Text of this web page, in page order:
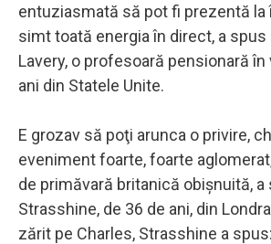
entuziasmată să pot fi prezentă la
simt toată energia în direct, a spus
Lavery, o profesoară pensionară
ani din Statele Unite.
E grozav să poţi arunca o privire,
eveniment foarte, foarte
de primăvară britanică obişnuită, a
Strasshine, de 36 de ani, din
zărit pe Charles, Strasshine a